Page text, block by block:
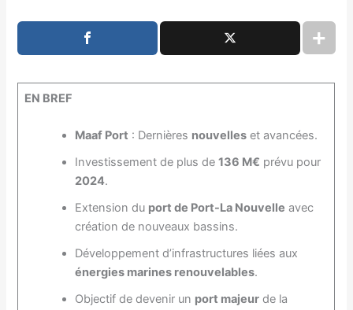
EN BREF
Maaf Port : Dernières nouvelleset avancées.
Investissement de plus de 136 M€ prévu pour
2024.
Extension du port de Port-La Nouvelle avec
création de nouveaux bassins.
Développement d’infrastructures liées aux
énergies marines renouvelables.
Objectif de devenir un port majeurde la